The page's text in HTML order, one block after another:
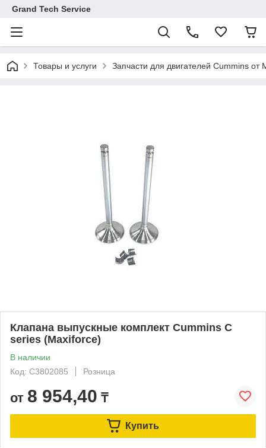
Grand Tech Service
Товары и услуги Запчасти для двигателей Cummins от
Клапана выпускные комплект Cummins C
series (Maxiforce)
В наличии
Код: C3802085
Розница
от 8 954,40 ₸
Купить